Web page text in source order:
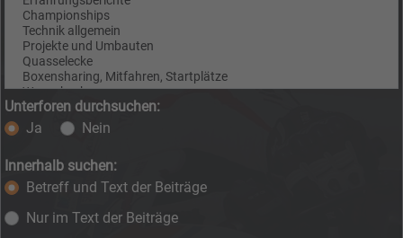
Unterforen durchsuchen:
Ja
Nein
Innerhalb suchen:
Betreff und Text der Beiträge
Nur im Text der Beiträge